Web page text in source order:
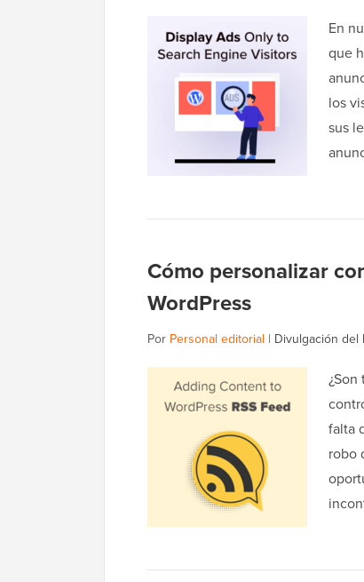
En
que
los
sus
Cómo personalizar
WordPress
Por Personal editorial | Divulgación del
falta
robo